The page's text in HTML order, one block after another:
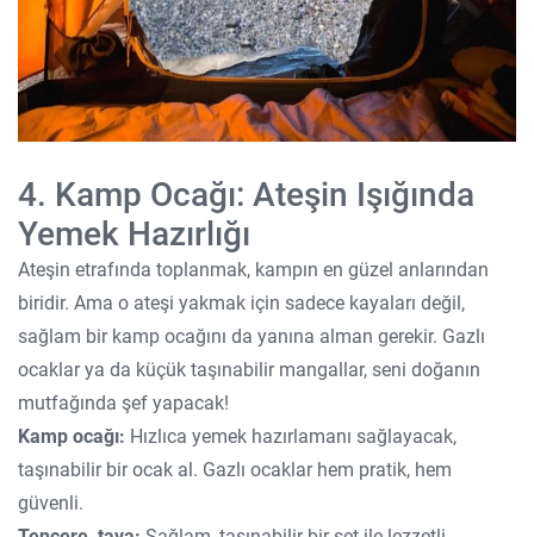
4. Kamp Ocağı: Ateşin Işığında
Yemek Hazırlığı
Ateşin etrafında toplanmak, kampın en güzel anlarından
biridir. Ama o ateşi yakmak için sadece kayaları değil,
sağlam bir kamp ocağını da yanına alman gerekir. Gazlı
ocaklar ya da küçük taşınabilir mangallar, seni doğanın
mutfağında şef yapacak!
Kamp ocağı: Hızlıca yemek hazırlamanı sağlayacak,
taşınabilir bir ocak al. Gazlı ocaklar hem pratik, hem
güvenli.